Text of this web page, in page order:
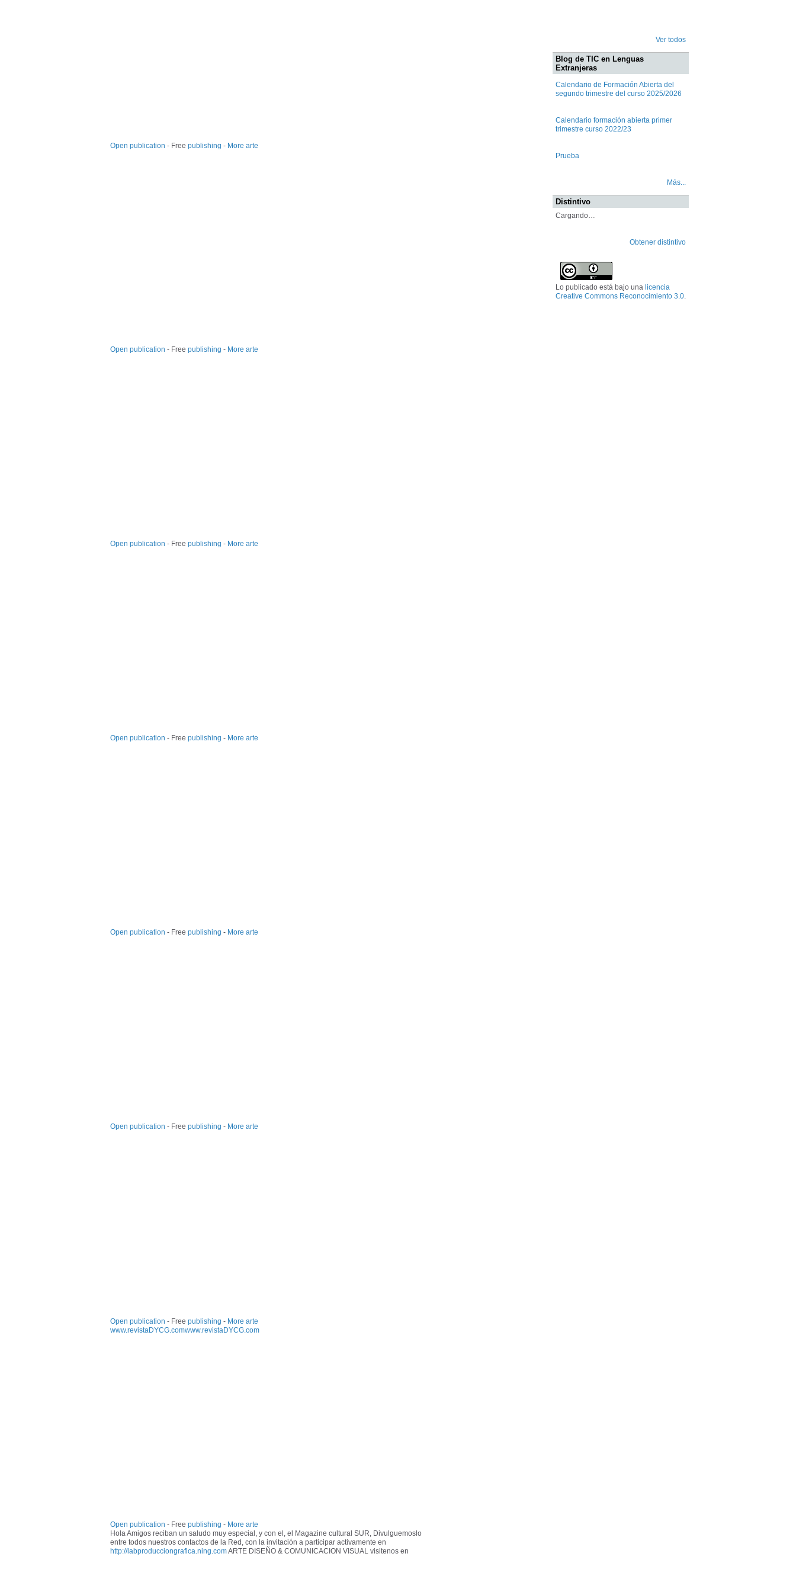
Open publication - Free publishing - More arte
Open publication - Free publishing - More arte
Open publication - Free publishing - More arte
Open publication - Free publishing - More arte
Open publication - Free publishing - More arte
Open publication - Free publishing - More arte
Open publication - Free publishing - More arte
www.revistaDYCG.comwww.revistaDYCG.com
Open publication - Free publishing - More arte
Hola Amigos reciban un saludo muy especial, y con el, el Magazine cultural SUR, Divulguemoslo
entre todos nuestros contactos de la Red, con la invitación a participar activamente en
http://labproducciongrafica.ning.comARTE DISEÑO & COMUNICACION VISUAL visitenos en
Ver todos
Blog de TIC en Lenguas
Extranjeras
Calendario de Formación Abierta del
segundo trimestre del curso 2025/2026
Calendario formación abierta primer
trimestre curso 2022/23
Prueba
Más...
Distintivo
Cargando…
Obtener distintivo
Lo publicado está bajo una licencia
Creative Commons Reconocimiento 3.0.